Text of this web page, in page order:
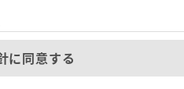
らご了解いただいている場合
機関、行政機関から法的義務
に同意する